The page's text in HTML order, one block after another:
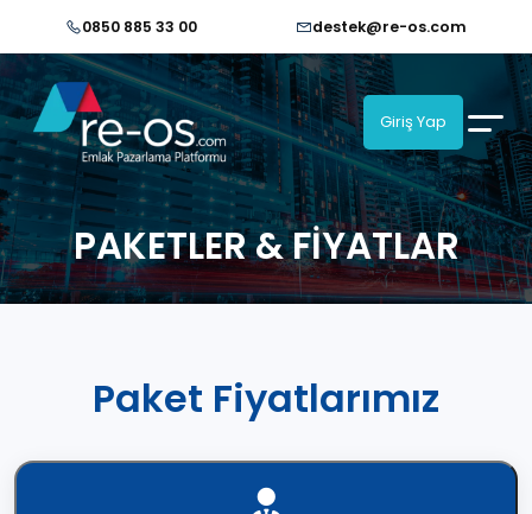
0850 885 33 00 destek@re-os.com
Giriş Yap
PAKETLER & FİYATLAR
Paket Fiyatlarımız